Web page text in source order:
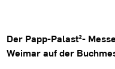
Der Papp-Palast²-
Weimar auf der